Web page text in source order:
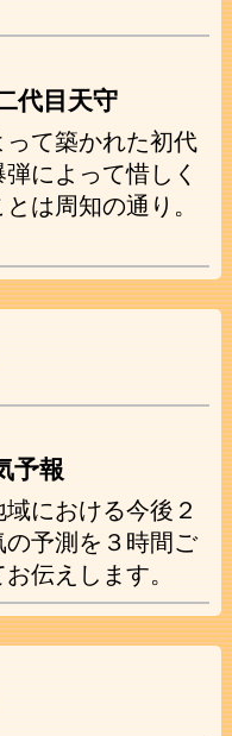
代目天守
て築かれた初代
によって惜しく
は周知の通り。
予報
における今後２
の予測を３時間ご
伝えします。